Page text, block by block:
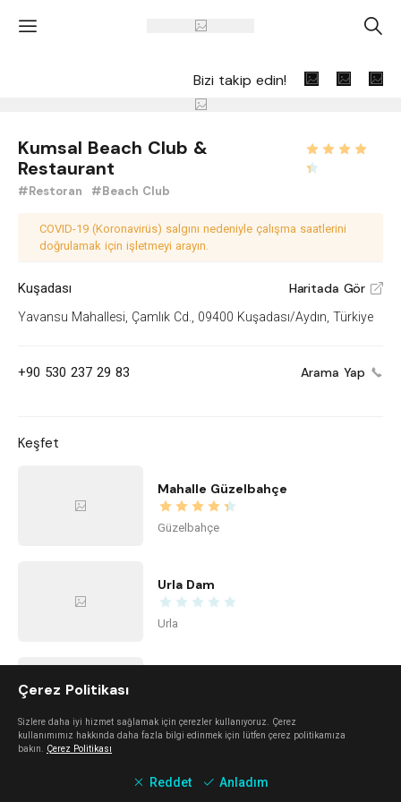
' A
Bizi takip edin!
Kumsal Beach Club &
Restaurant
#Restoran #Beach Club
COVID-19 (Koronavirüs) salgını nedeniyle çalışma saatlerini
doğrulamak için işletmeyi arayın.
Kuşadası Haritada Gör V
Yavansu Mahallesi, Çamlık Cd., 09400 Kuşadası/Aydın, Türkiye
+90 530 237 29 83 Arama Yap
Keşfet
Mahalle Güzelbahçe
Güzelbahçe
Urla Dam
Urla
Alaçatı
Mali Beach
Çerez Politikası
Sizlere daha iyi hizmet sağlamak için çerezler kullanıyoruz. Çerez
kullanımımız hakkında daha fazla bilgi edinmek için lütfen çerez politikamıza
bakın. Çerez Politikası
Reddet Anladım